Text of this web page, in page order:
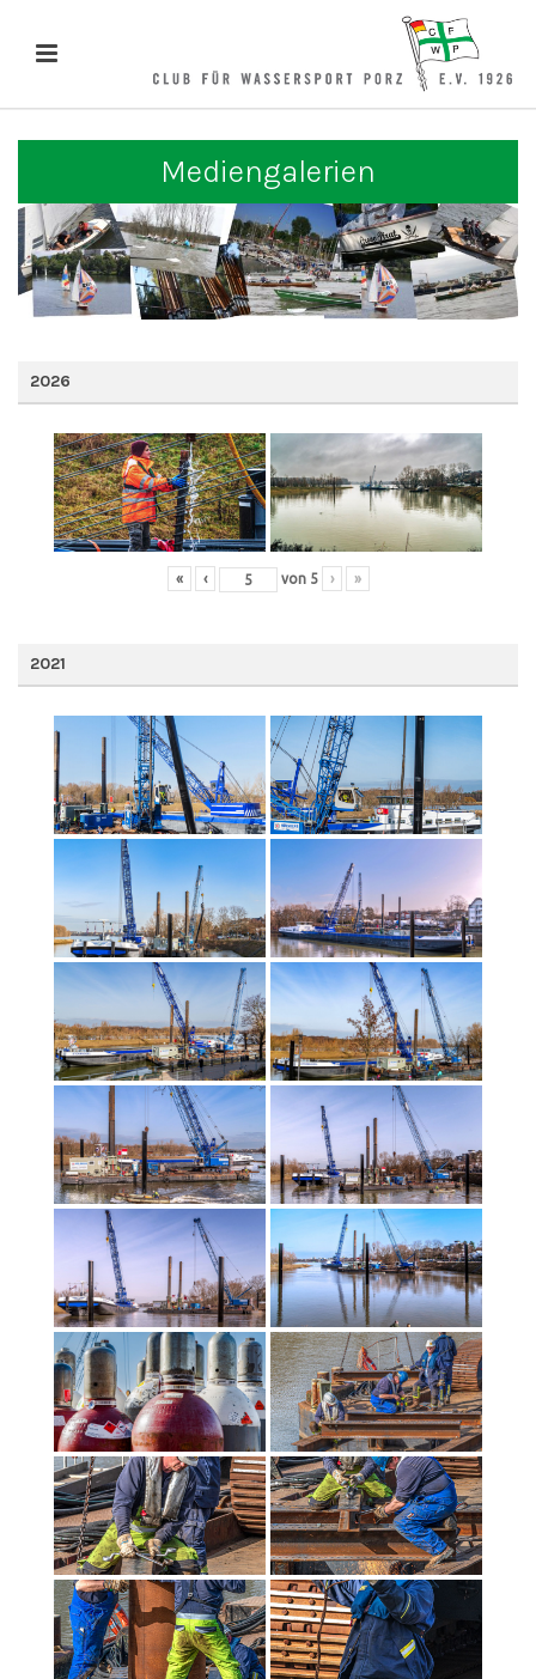
Mediengalerien
2026
« ‹ von 5 › »
2021